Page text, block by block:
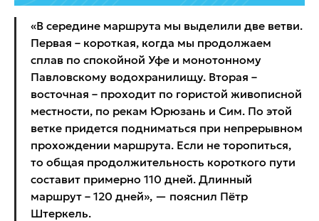
«В середине маршрута мы выделили две ветви.
Первая – короткая, когда мы продолжаем
сплав по спокойной Уфе и монотонному
Павловскому водохранилищу. Вторая –
восточная – проходит по гористой живописной
местности, по рекам Юрюзань и Сим. По этой
ветке придется подниматься при непрерывном
прохождении маршрута. Если не торопиться,
то общая продолжительность короткого пути
составит примерно 110 дней. Длинный
маршрут – 120 дней», — пояснил Пётр
Штеркель.